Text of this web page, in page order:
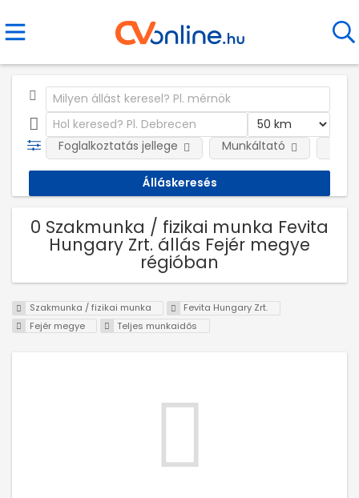
Foglalkoztatás jellege Munkáltató
0 Szakmunka / fizikai munka Fevita
Hungary Zrt. állás Fejér megye
régióban
Szakmunka / fizikai munka
Fevita Hungary Zrt.
Fejér megye
Teljes munkaidős